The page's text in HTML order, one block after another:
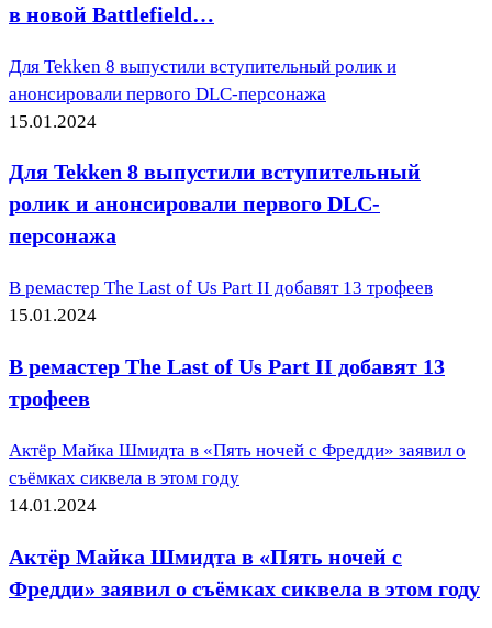
в новой Battlefield…
Для Tekken 8 выпустили вступительный ролик и
анонсировали первого DLC-персонажа
15.01.2024
Для Tekken 8 выпустили вступительный
ролик и анонсировали первого DLC-
персонажа
В ремастер The Last of Us Part II добавят 13 трофеев
15.01.2024
В ремастер The Last of Us Part II добавят 13
трофеев
Актёр Майка Шмидта в «Пять ночей с Фредди» заявил о
съёмках сиквела в этом году
14.01.2024
Актёр Майка Шмидта в «Пять ночей с
Фредди» заявил о съёмках сиквела в этом году